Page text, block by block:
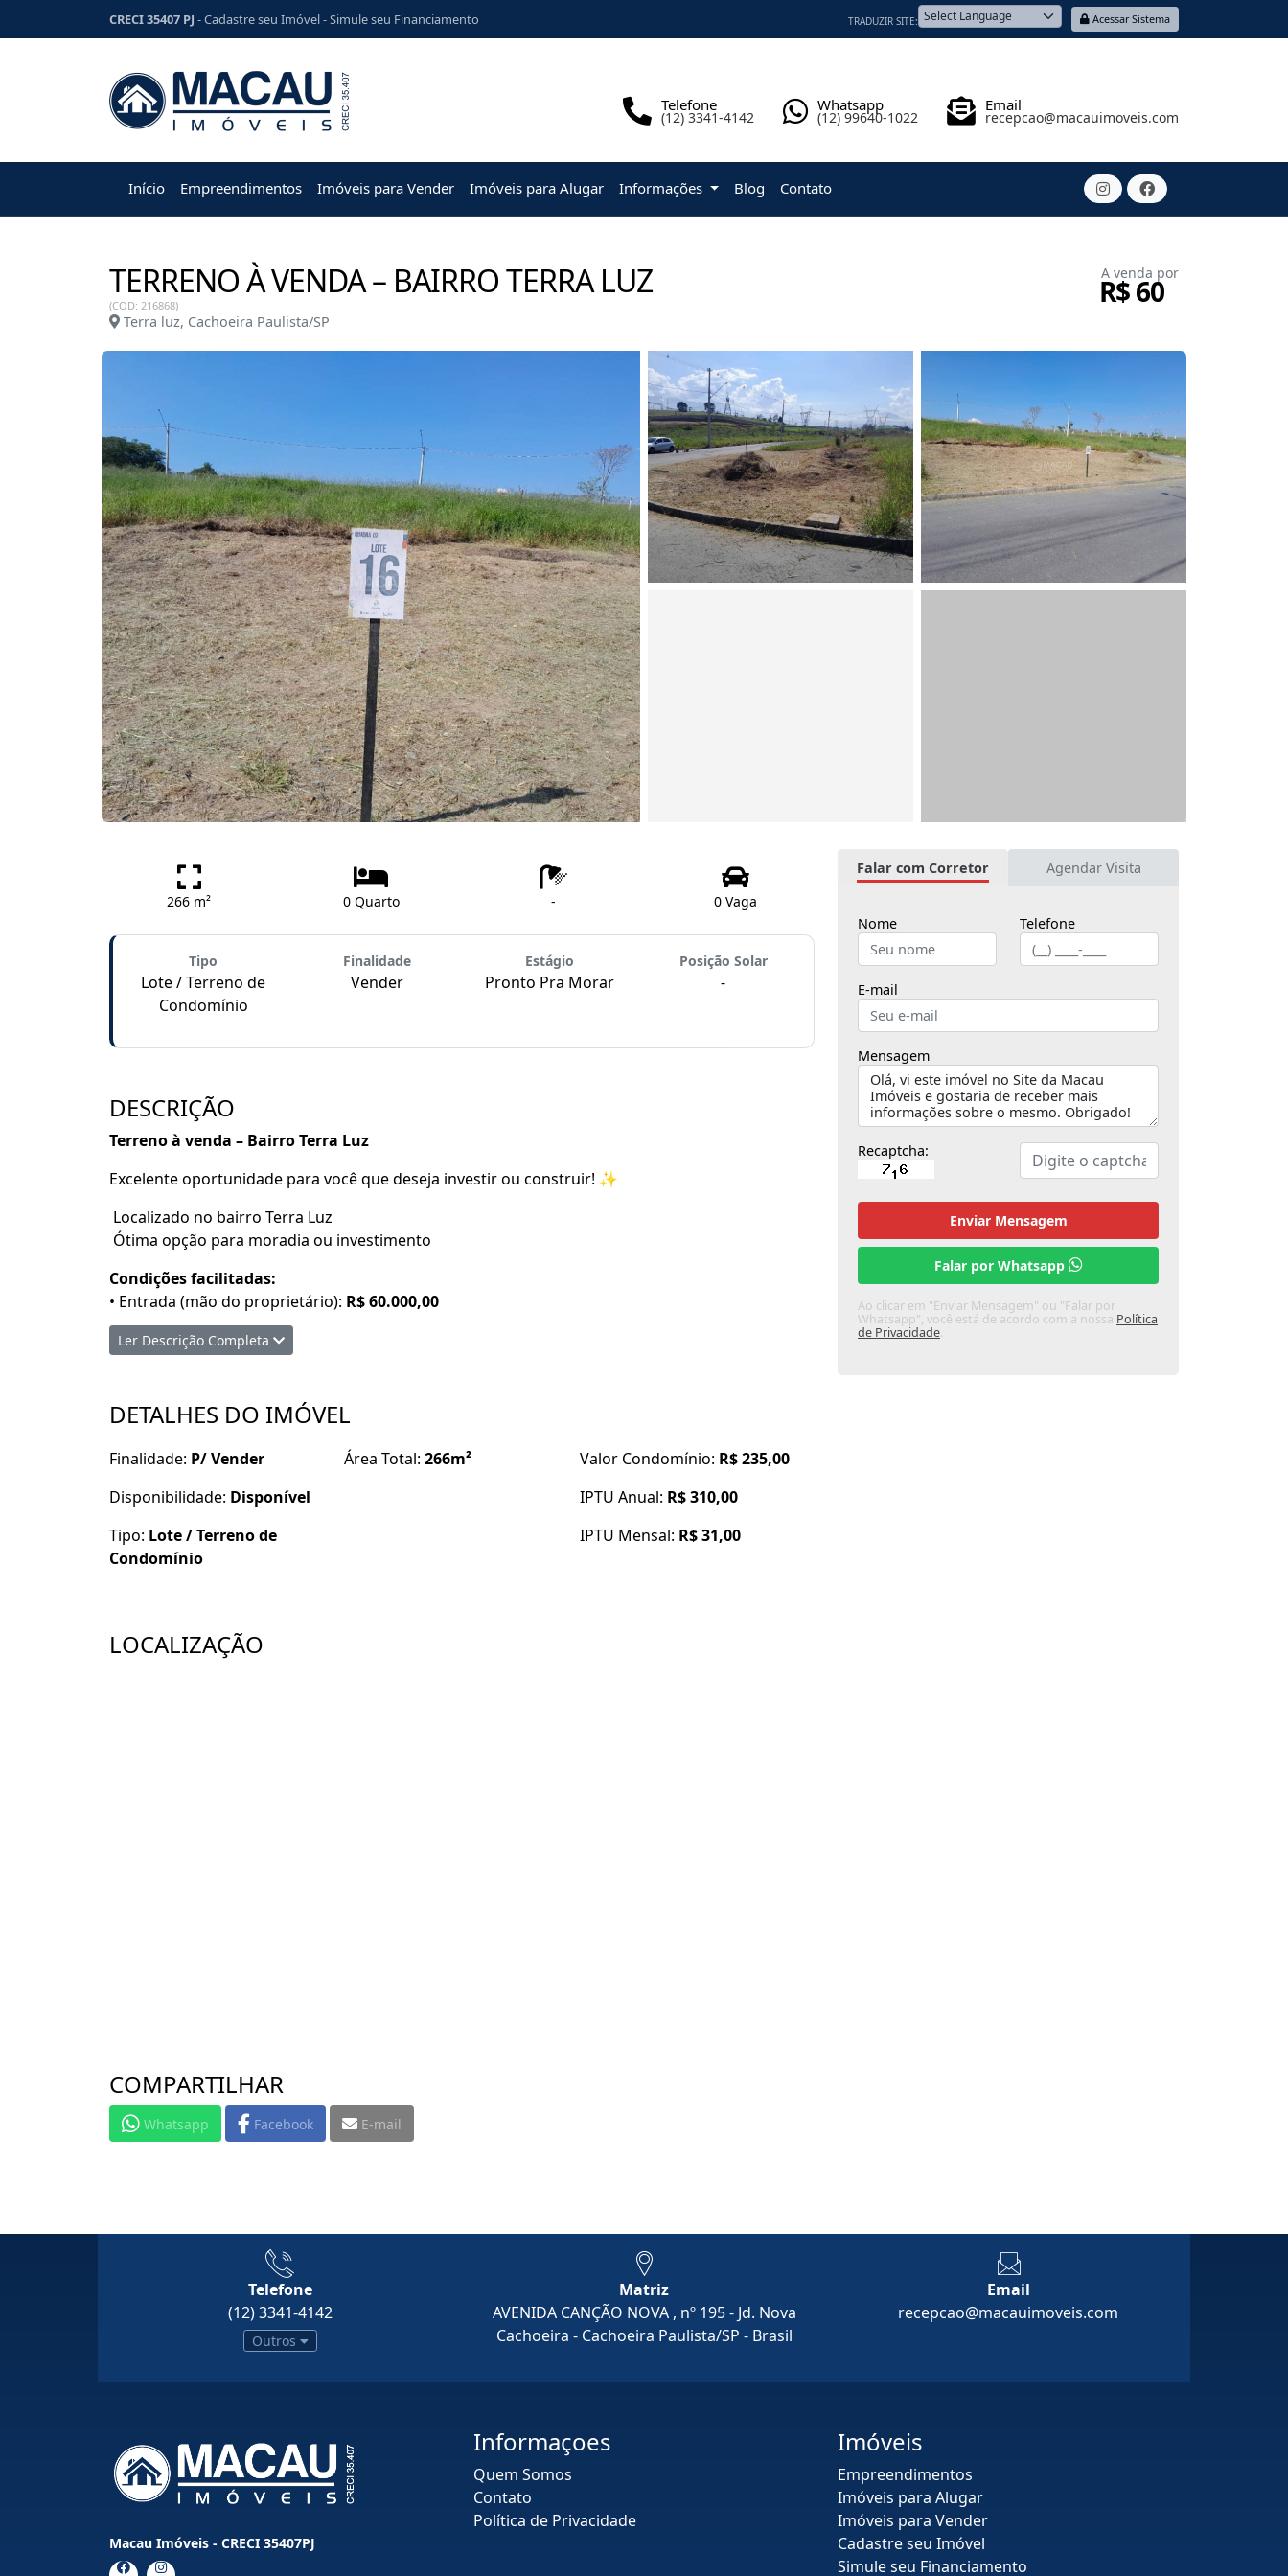
CRECI 35407 PJ -Cadastre seu Imóvel-Simule seu Financiamento Acessar Sistema
TRADUZIR SITE:
Email
recepcao@macauimoveis.com
Whatsapp
(12) 99640-1022
Telefone
(12) 3341-4142
Início Empreendimentos Imóveis para Vender Imóveis para Alugar Informações Blog Contato
TERRENO À VENDA – BAIRRO TERRA LUZ
(COD: 216868)
Terra luz, Cachoeira Paulista/SP
A venda por
R$ 60
266 m² 0 Quarto - 0 Vaga
Tipo
Lote / Terreno de
Condomínio
Finalidade
Vender
Estágio
Pronto Pra Morar
Posição Solar
-
DESCRIÇÃO
Terreno à venda – Bairro Terra Luz
Excelente oportunidade para você que deseja investir ou construir! ✨
Localizado no bairro Terra Luz
Ótima opção para moradia ou investimento
Condições facilitadas:
• Entrada (mão do proprietário): R$ 60.000,00
• Assumir33 parcelas de R$ 2.200,00
• Parcelas com correção
Entre em contato para mais informações e garanta essa oportunidade!
Ler Descrição Completa
DETALHES DO IMÓVEL
Finalidade: P/ Vender
Disponibilidade: Disponível
Tipo: Lote / Terreno de
Condomínio
Área Total:266m² Valor Condomínio: R$ 235,00
IPTU Anual: R$ 310,00
IPTU Mensal: R$ 31,00
LOCALIZAÇÃO
COMPARTILHAR
Whatsapp Facebook E-mail
Falar com Corretor Agendar Visita
Nome Telefone
E-mail
Mensagem
Recaptcha:
Enviar Mensagem
Falar por Whatsapp
Ao clicar em "Enviar Mensagem" ou "Falar por
Whatsapp", você está de acordo com a nossa Política
de Privacidade.
Telefone
(12) 3341-4142
Outros
Matriz
AVENIDA CANÇÃO NOVA , nº 195 - Jd. Nova
Cachoeira - Cachoeira Paulista/SP - Brasil
Email
recepcao@macauimoveis.com
Macau Imóveis - CRECI 35407PJ
Informaçoes
Quem Somos
Contato
Política de Privacidade
Imóveis
Empreendimentos
Imóveis para Alugar
Imóveis para Vender
Cadastre seu Imóvel
Simule seu Financiamento